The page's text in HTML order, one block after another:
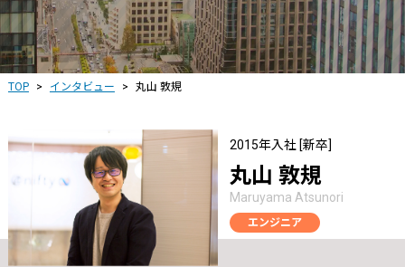
TOP インタビュー 丸山 敦規
2015年入社 [新卒]
丸山 敦規
Maruyama Atsunori
エンジニア